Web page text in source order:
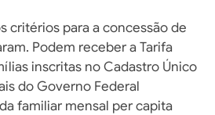
critérios para a concessão de
Podem receber a Tarifa
inscritas no Cadastro Único
do Governo Federal
familiar mensal per capita